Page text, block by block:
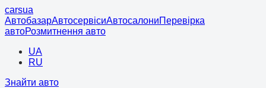
carsua
АвтобазарАвтосервісиАвтосалониПеревірка
автоРозмитнення авто
UA
RU
Знайти авто